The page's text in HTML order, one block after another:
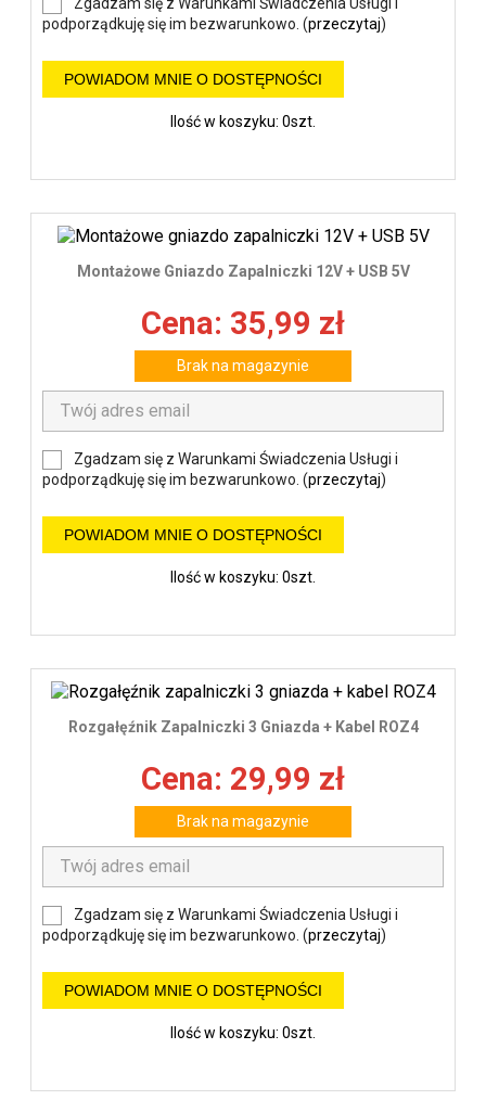
podporządkuję się im bezwarunkowo. (przeczytaj)
POWIADOM MNIE O DOSTĘPNOŚCI
Ilość w koszyku: 0szt.
Montażowe Gniazdo Zapalniczki 12V + USB 5V
Cena: 35,99 zł
Brak na magazynie
Zgadzam się z Warunkami Świadczenia Usługi i
podporządkuję się im bezwarunkowo. (przeczytaj)
POWIADOM MNIE O DOSTĘPNOŚCI
Ilość w koszyku: 0szt.
Rozgałęźnik Zapalniczki 3 Gniazda + Kabel ROZ4
Cena: 29,99 zł
Brak na magazynie
Zgadzam się z Warunkami Świadczenia Usługi i
podporządkuję się im bezwarunkowo. (przeczytaj)
POWIADOM MNIE O DOSTĘPNOŚCI
Ilość w koszyku: 0szt.